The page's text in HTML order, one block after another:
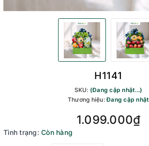
H1141
SKU: (Đang cập nhật...)
Thương hiệu:Đang cập nhật
1.099.000₫
Tình trạng: Còn hàng